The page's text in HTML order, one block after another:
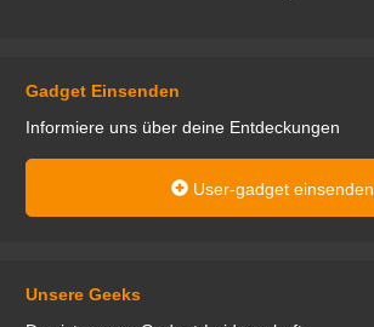
Gadget Einsenden
Informiere uns über deine Entdeckungen
User-gadget einsenden
Unsere Geeks